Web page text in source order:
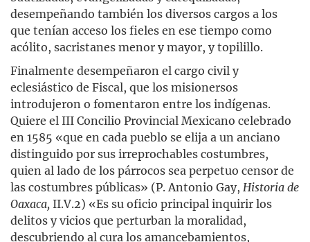
desempeñando también los diversos cargos a los
que tenían acceso los fieles en ese tiempo como
acólito, sacristanes menor y mayor, y topilillo.
Finalmente desempeñaron el cargo civil y
eclesiástico de Fiscal, que los misionersos
introdujeron o fomentaron entre los indígenas.
Quiere el III Concilio Provincial Mexicano celebrado
en 1585 «que en cada pueblo se elija a un anciano
distinguido por sus irreprochables costumbres,
quien al lado de los párrocos sea perpetuo censor de
las costumbres públicas» (P. Antonio Gay, Historia de
Oaxaca, II.V.2) «Es su oficio principal inquirir los
delitos y vicios que perturban la moralidad,
descubriendo al cura los amancebamientos,